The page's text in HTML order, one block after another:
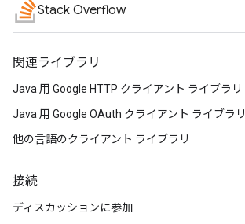
Stack Overflow
関連ライブラリ
Java 用 Google HTTP クライアント ライブラリ
Java 用 Google OAuth クライアント ライブラリ
他の言語のクライアント ライブラリ
接続
ディスカッションに参加